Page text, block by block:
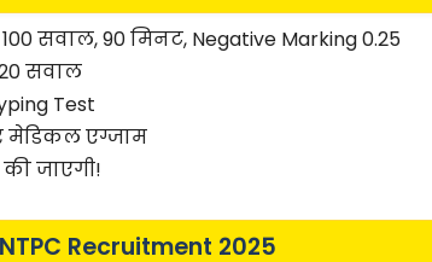
सवाल, 90 मिनट, Negative Marking 0.25
सवाल
Test
एग्जाम
जाएगी!
Recruitment 2025